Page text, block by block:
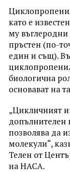
като е
му въглеродни
пръстен (по-
един и същ).
биологична
основават на
„Цикличният
допълнителен
позволява да
молекули“,
Телен от
на НАСА.